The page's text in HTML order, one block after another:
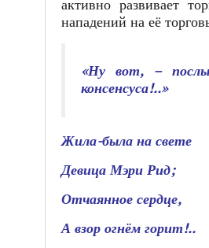
активно развивает
нападений на её
«Ну вот, –
консенсуса!..»
Жила-была на свете
Девица Мэри Рид;
Отчаянное сердце,
А взор огнём горит!..